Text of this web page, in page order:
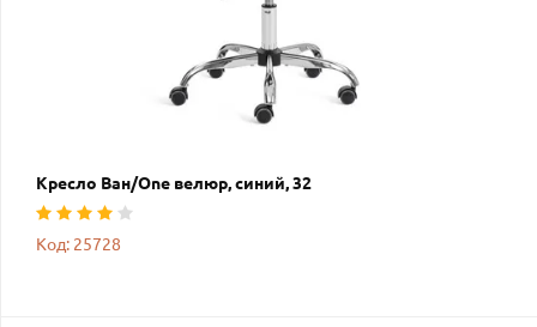
Кресло Ван/One велюр, синий, 32
Код: 25728